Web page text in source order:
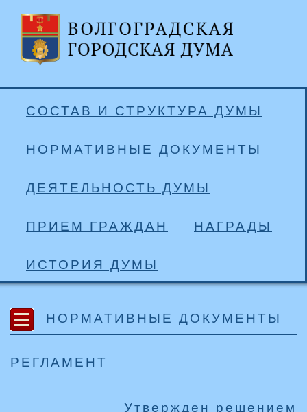
СОСТАВ И СТРУКТУРА ДУМЫ
НОРМАТИВНЫЕ ДОКУМЕНТЫ
ДЕЯТЕЛЬНОСТЬ ДУМЫ
ПРИЕМ ГРАЖДАН НАГРАДЫ
ИСТОРИЯ ДУМЫ
НОРМАТИВНЫЕ ДОКУМЕНТЫ
РЕГЛАМЕНТ
Утвержден решением